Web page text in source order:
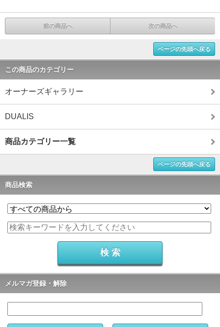
前の商品へ 次の商品へ
ページの先頭へ戻る
この商品のカテゴリー
オーナーズギャラリー
DUALIS
商品カテゴリー一覧
ページの先頭へ戻る
商品検索
メルマガ登録・解除